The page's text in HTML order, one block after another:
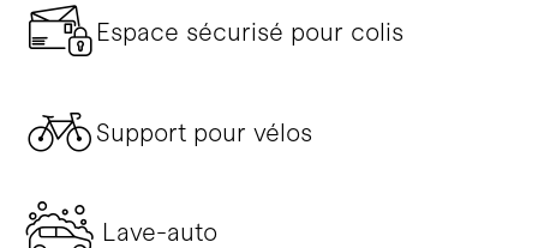
Espace sécurisé pour colis
Support pour vélos
Lave-auto